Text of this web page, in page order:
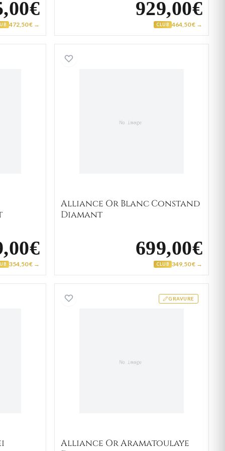
472,50 € →
929,00€
CLUB 464,50 € →
Blanc Eyoufaideou Diamant
354,50 € →
Alliance Or Blanc Constand
Diamant
699,00€
CLUB 349,50 € →
Blanc Biei Diamant GRAVURE
Alliance Or Aramatoulaye
Alliance Or Aramatoulaye